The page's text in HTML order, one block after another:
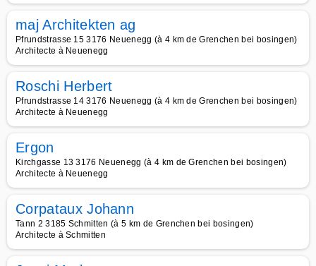
maj Architekten ag
Pfrundstrasse 15 3176 Neuenegg (à 4 km de Grenchen bei bosingen)
Architecte à Neuenegg
Roschi Herbert
Pfrundstrasse 14 3176 Neuenegg (à 4 km de Grenchen bei bosingen)
Architecte à Neuenegg
Ergon
Kirchgasse 13 3176 Neuenegg (à 4 km de Grenchen bei bosingen)
Architecte à Neuenegg
Corpataux Johann
Tann 2 3185 Schmitten (à 5 km de Grenchen bei bosingen)
Architecte à Schmitten